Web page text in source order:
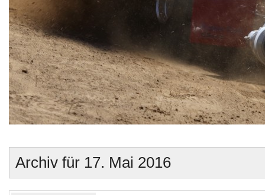
Archiv für 17. Mai 2016